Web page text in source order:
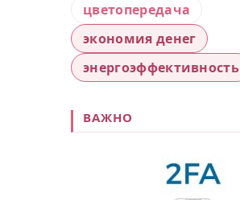
цветопередача
экономия денег
энергоэффективность
ВАЖНО